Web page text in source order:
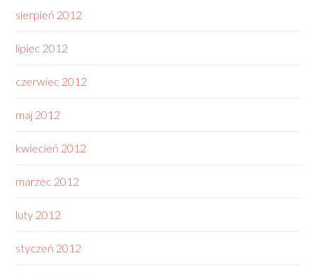
sierpień 2012
lipiec 2012
czerwiec 2012
maj 2012
kwiecień 2012
marzec 2012
luty 2012
styczeń 2012